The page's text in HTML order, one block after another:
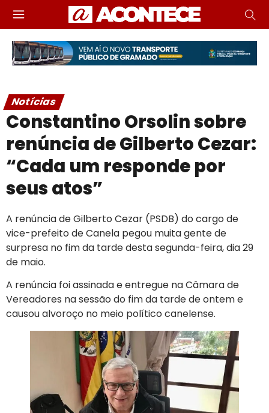
Notícias
Constantino Orsolin sobre
renúncia de Gilberto Cezar:
“Cada um responde por
seus atos”
A renúncia de Gilberto Cezar (PSDB) do cargo de
vice-prefeito de Canela pegou muita gente de
surpresa no fim da tarde desta segunda-feira, dia 29
de maio.
A renúncia foi assinada e entregue na Câmara de
Vereadores na sessão do fim da tarde de ontem e
causou alvoroço no meio político canelense.